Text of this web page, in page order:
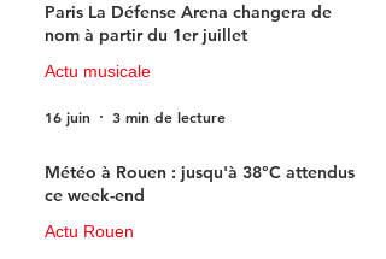
Paris La Défense Arena changera de
nom à partir du 1er juillet
Actu musicale
16 juin 3 min de lecture
Météo à Rouen : jusqu'à 38°C attendus
ce week-end
Actu Rouen